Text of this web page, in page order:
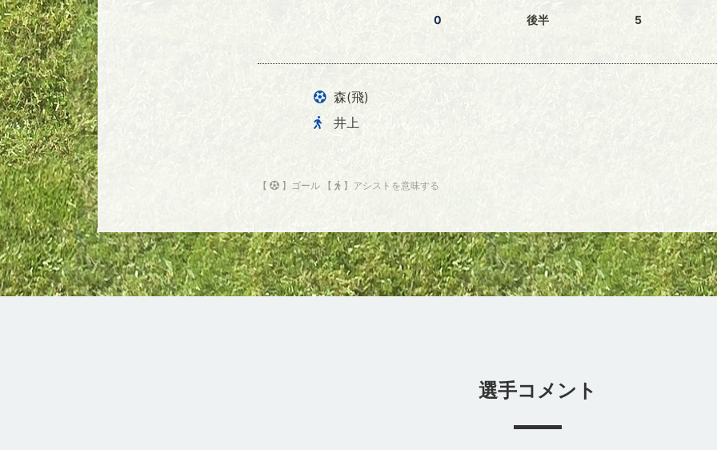
0
後半
5
森(飛)
井上
【 】ゴール 【 】アシストを意味する
選手コメント